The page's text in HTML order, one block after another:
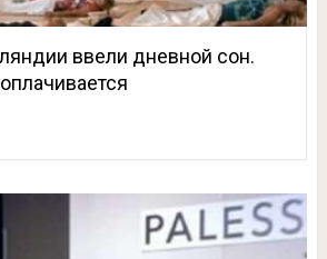
ввели дневной сон.